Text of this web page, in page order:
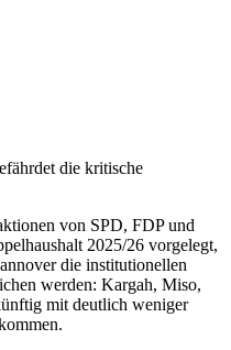
die kritische
von SPD, FDP und
2025/26 vorgelegt,
die institutionellen
werden: Kargah, Miso,
mit deutlich weniger